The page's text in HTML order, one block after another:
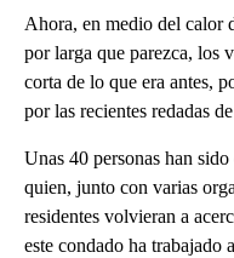
Ahora, en medio del calor
por larga que parezca, los
corta de lo que era antes,
por las recientes redadas
Unas 40 personas han
quien, junto con varias
residentes volvieran a
este condado ha trabajado